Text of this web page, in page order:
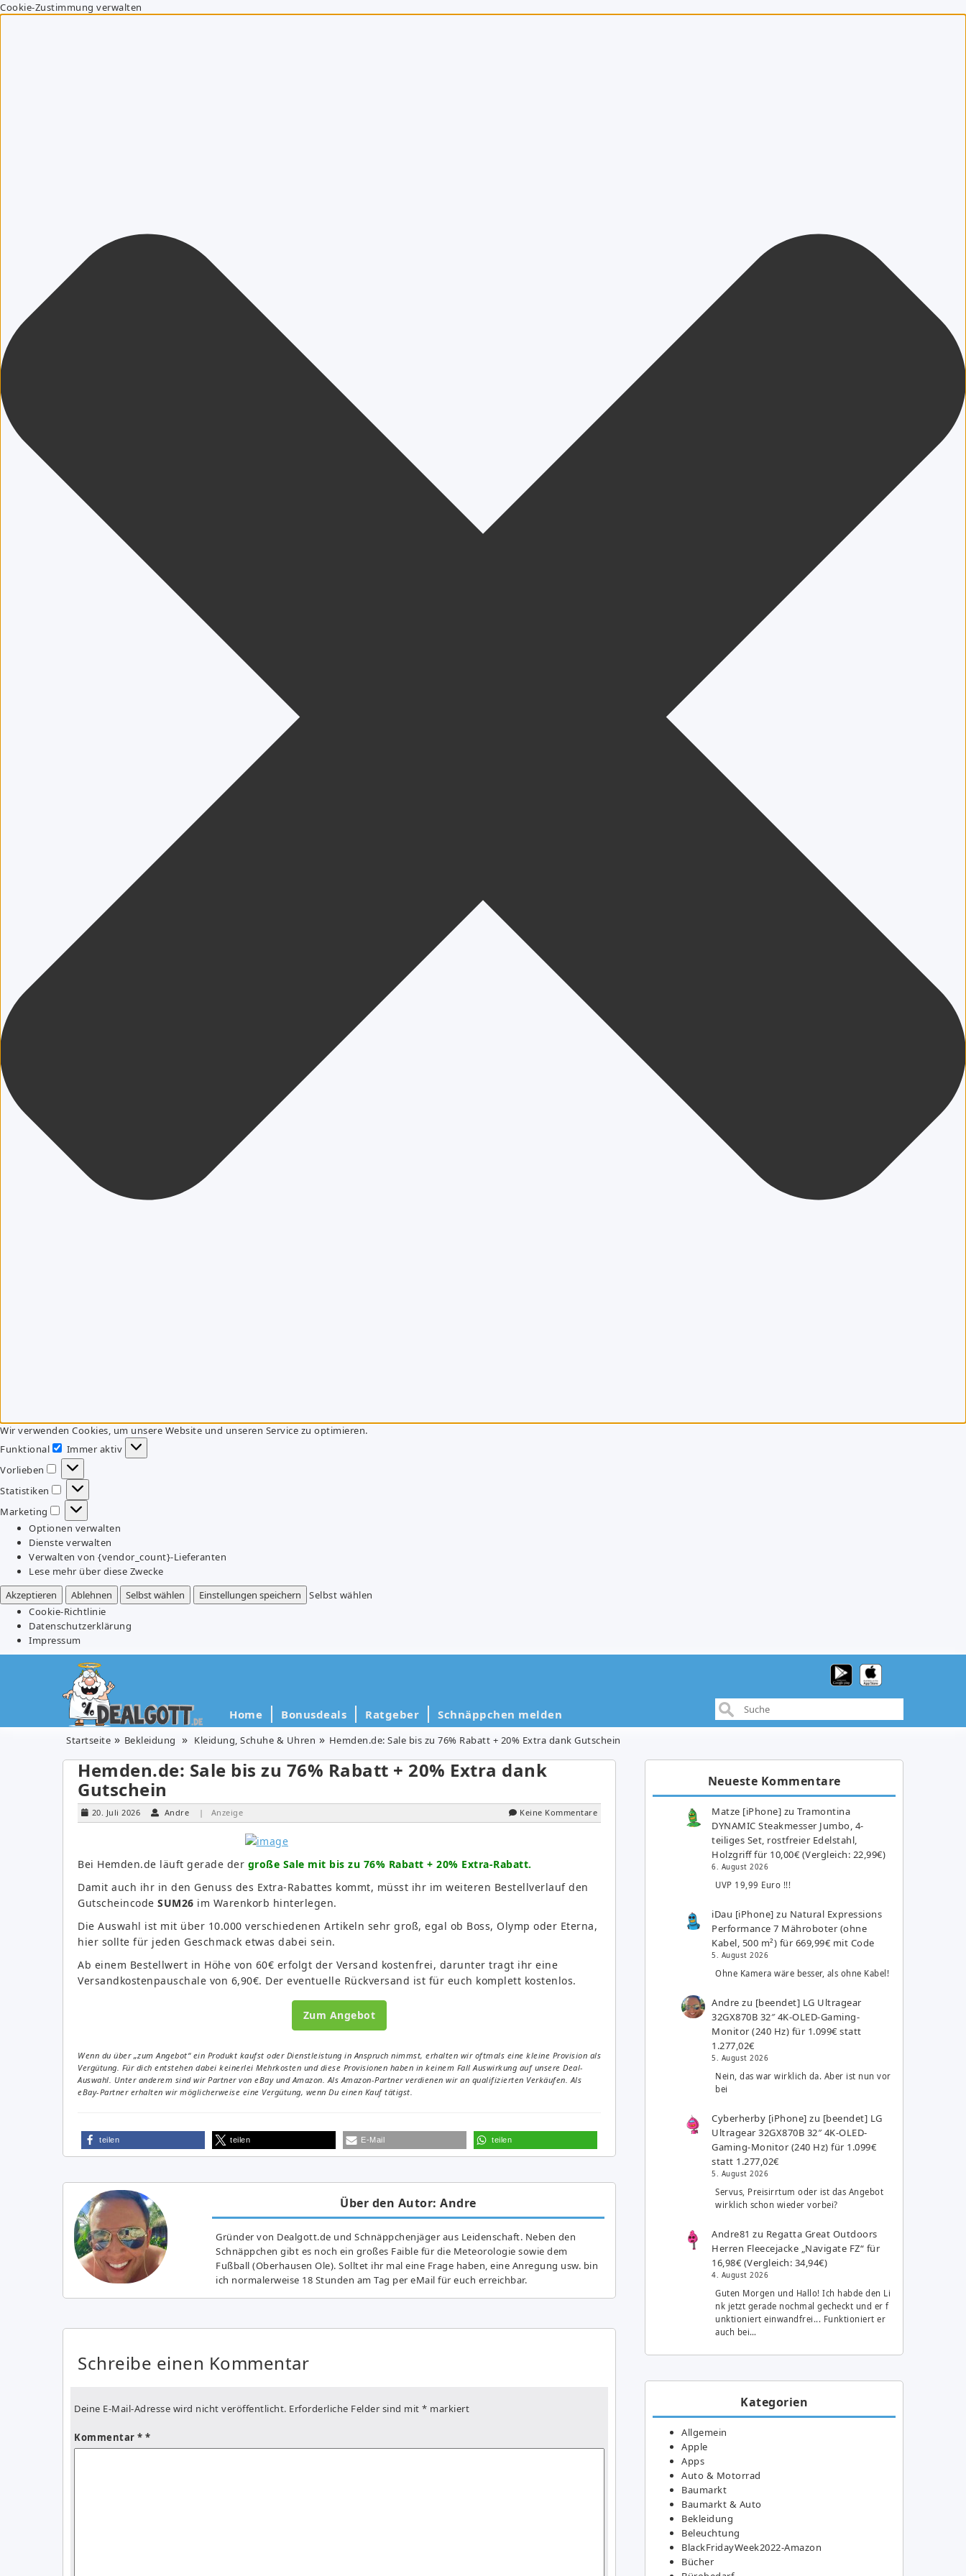
Cookie-Zustimmung verwalten
Wir verwenden Cookies, um unsere Website und unseren Service zu optimieren.
Funktional
Funktional
Immer aktiv
Vorlieben
Vorlieben
Statistiken
Statistiken
Marketing
Marketing
Optionen verwalten
Dienste verwalten
Verwalten von {vendor_count}-Lieferanten
Lese mehr über diese Zwecke
Akzeptieren
Ablehnen Selbst wählen Einstellungen speichern
Selbst wählen
Cookie-Richtlinie
Datenschutzerklärung
Impressum
Home Bonusdeals Ratgeber Schnäppchen melden
Startseite Bekleidung Kleidung, Schuhe & Uhren Hemden.de: Sale bis zu 76% Rabatt + 20% Extra dank Gutschein
Hemden.de: Sale bis zu 76% Rabatt + 20% Extra dank
Gutschein
20. Juli 2026 Andre | Anzeige Keine Kommentare
Bei Hemden.de läuft gerade der große Sale mit bis zu 76% Rabatt + 20% Extra-Rabatt.
Damit auch ihr in den Genuss des Extra-Rabattes kommt, müsst ihr im weiteren Bestellverlauf den
Gutscheincode SUM26 im Warenkorb hinterlegen.
Die Auswahl ist mit über 10.000 verschiedenen Artikeln sehr groß, egal ob Boss, Olymp oder Eterna,
hier sollte für jeden Geschmack etwas dabei sein.
Ab einem Bestellwert in Höhe von 60€ erfolgt der Versand kostenfrei, darunter tragt ihr eine
Versandkostenpauschale von 6,90€. Der eventuelle Rückversand ist für euch komplett kostenlos.
Zum Angebot
Wenn du über „zum Angebot“ ein Produkt kaufst oder Dienstleistung in Anspruch nimmst, erhalten wir oftmals eine kleine Provision als
Vergütung. Für dich entstehen dabei keinerlei Mehrkosten und diese Provisionen haben in keinem Fall Auswirkung auf unsere Deal-
Auswahl. Unter anderem sind wir Partner von eBay und Amazon. Als Amazon-Partner verdienen wir an qualifizierten Verkäufen. Als
eBay-Partner erhalten wir möglicherweise eine Vergütung, wenn Du einen Kauf tätigst.
teilen teilen E-Mail teilen
Über den Autor: Andre
Gründer von Dealgott.de und Schnäppchenjäger aus Leidenschaft. Neben den
Schnäppchen gibt es noch ein großes Fai­ble für die Meteorologie sowie dem
Fußball (Oberhausen Ole). Solltet ihr mal eine Frage haben, eine Anregung usw. bin
ich normalerweise 18 Stunden am Tag per eMail für euch erreichbar.
Schreibe einen Kommentar
Deine E-Mail-Adresse wird nicht veröffentlicht. Erforderliche Felder sind mit * markiert
Kommentar *
Neueste Kommentare
Matze [iPhone] zuTramontina
DYNAMIC Steakmesser Jumbo, 4-
teiliges Set, rostfreier Edelstahl,
Holzgriff für 10,00€ (Vergleich: 22,99€)
6. August 2026
UVP 19,99 Euro !!!
iDau [iPhone] zu Natural Expressions
Performance 7 Mähroboter (ohne
Kabel, 500 m²) für 669,99€ mit Code
5. August 2026
Ohne Kamera wäre besser, als ohne Kabel!
Andre zu [beendet] LG Ultragear
32GX870B 32″ 4K-OLED-Gaming-
Monitor (240 Hz) für 1.099€ statt
1.277,02€
5. August 2026
Nein, das war wirklich da. Aber ist nun vor
bei
Cyberherby [iPhone] zu [beendet] LG
Ultragear 32GX870B 32″ 4K-OLED-
Gaming-Monitor (240 Hz) für 1.099€
statt 1.277,02€
5. August 2026
Servus, Preisirrtum oder ist das Angebot
wirklich schon wieder vorbei?
Andre81 zu Regatta Great Outdoors
Herren Fleecejacke „Navigate FZ“ für
16,98€ (Vergleich: 34,94€)
4. August 2026
Guten Morgen und Hallo! Ich habde den Li
nk jetzt gerade nochmal gecheckt und er f
unktioniert einwandfrei... Funktioniert er
auch bei…
Kategorien
Allgemein
Apple
Apps
Auto & Motorrad
Baumarkt
Baumarkt & Auto
Bekleidung
Beleuchtung
BlackFridayWeek2022-Amazon
Bücher